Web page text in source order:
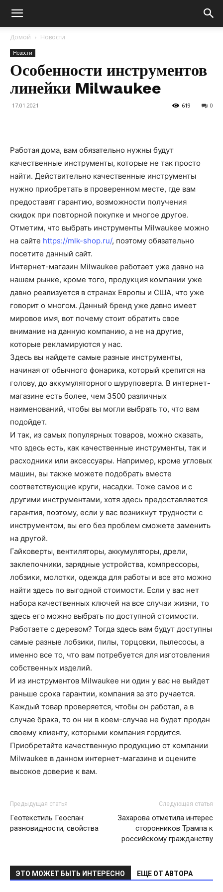
Домой Новости
Новости
Особенности инструментов
линейки Milwaukee
17.01.2021 0
619
Работая дома, вам обязательно нужны будут
качественные инструменты, которые не так просто
найти. Действительно качественные инструменты
нужно приобретать в проверенном месте, где вам
предоставят гарантию, возможности получения
скидок при повторной покупке и многое другое.
Отметим, что выбрать инструменты Milwaukee можно
на сайте https://mlk-shop.ru/, поэтому обязательно
посетите данный сайт.
Интернет-магазин Milwaukee работает уже давно на
нашем рынке, кроме того, продукция компании уже
давно реализуется в странах Европы и США, что уже
говорит о многом. Данный бренд уже давно имеет
мировое имя, вот почему стоит обратить свое
внимание на данную компанию, а не на другие,
которые рекламируются у нас.
Здесь вы найдете самые разные инструменты,
начиная от обычного фонарика, который крепится на
голову, до аккумуляторного шуруповерта. В интернет-
магазине есть более, чем 3500 различных
наименований, чтобы вы могли выбрать то, что вам
подойдет.
И так, из самых популярных товаров, можно сказать,
что здесь есть, как качественные инструменты, так и
расходники или аксессуары. Например, кроме угловых
машин, вы также можете подобрать вместе
соответствующие круги, насадки. Тоже самое и с
другими инструментами, хотя здесь предоставляется
гарантия, поэтому, если у вас возникнут трудности с
инструментом, вы его без проблем сможете заменить
на другой.
Гайковерты, вентиляторы, аккумуляторы, дрели,
заклепочники, зарядные устройства, компрессоры,
лобзики, молотки, одежда для работы и все это можно
найти здесь по выгодной стоимости. Если у вас нет
набора качественных ключей на все случаи жизни, то
здесь его можно выбрать по доступной стоимости.
Работаете с деревом? Тогда здесь вам будут доступны
самые разные лобзики, пилы, торцовки, пылесосы, а
именно все то, что вам потребуется для изготовления
собственных изделий.
И из инструментов Milwaukee ни один у вас не выйдет
раньше срока гарантии, компания за это ручается.
Каждый товар проверяется, чтобы он работал, а в
случае брака, то он ни в коем-случае не будет продан
своему клиенту, которыми компания гордится.
Приобретайте качественную продукцию от компании
Milwaukee в данном интернет-магазине и оцените
высокое доверие к вам.
Предыдущая статья
Геотекстиль Геоспан:
разновидности, свойства
Следующая статья
Захарова отметила интерес
сторонников Трампа к
российскому гражданству
ЭТО МОЖЕТ БЫТЬ ИНТЕРЕСНО ЕЩЕ ОТ АВТОРА